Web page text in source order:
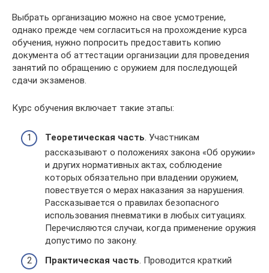
Выбрать организацию можно на свое усмотрение,
однако прежде чем согласиться на прохождение курса
обучения, нужно попросить предоставить копию
документа об аттестации организации для проведения
занятий по обращению с оружием для последующей
сдачи экзаменов.
Курс обучения включает такие этапы:
Теоретическая часть . Участникам
рассказывают о положениях закона «Об оружии»
и других нормативных актах, соблюдение
которых обязательно при владении оружием,
повествуется о мерах наказания за нарушения.
Рассказывается о правилах безопасного
использования пневматики в любых ситуациях.
Перечисляются случаи, когда применение оружия
допустимо по закону.
Практическая часть. Проводится краткий